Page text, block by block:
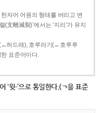
자어 어원의 형태를 버리고 변
支離滅裂)’에서는 ‘지리’가 유지
허드래), 호루라기(←호루루
한 표준어이다.
어 ‘윗-’으로 통일한다.(ㄱ을 표준